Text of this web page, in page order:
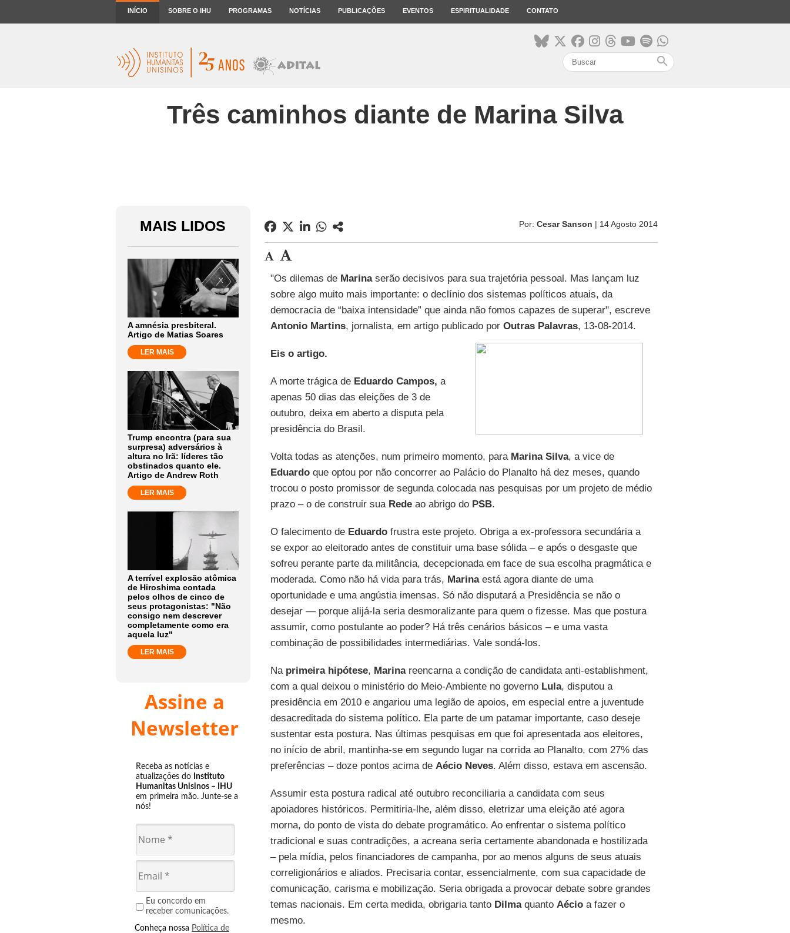
INÍCIO SOBRE O IHU PROGRAMAS NOTÍCIAS PUBLICAÇÕES EVENTOS ESPIRITUALIDADE CONTATO
search
Três caminhos diante de Marina Silva
MAIS LIDOS
A amnésia presbiteral.
Artigo de Matias Soares
LER MAIS
Trump encontra (para sua
surpresa) adversários à
altura no Irã: líderes tão
obstinados quanto ele.
Artigo de Andrew Roth
LER MAIS
A terrível explosão atômica
de Hiroshima contada
pelos olhos de cinco de
seus protagonistas: "Não
consigo nem descrever
completamente como era
aquela luz"
LER MAIS
Assine a
Newsletter
Receba as notícias e
atualizações do Instituto
Humanitas Unisinos – IHU
em primeira mão. Junte-se a
nós!
Eu concordo em
receber comunicações.
Conheça nossa Política de
Por: Cesar Sanson | 14 Agosto 2014
"Os dilemas de Marinaserão decisivos para sua trajetória pessoal. Mas lançam luz
sobre algo muito mais importante: o declínio dos sistemas políticos atuais, da
democracia de “baixa intensidade” que ainda não fomos capazes de superar", escreve
Antonio Martins, jornalista, em artigo publicado por Outras Palavras, 13-08-2014.
Eis o artigo.
A morte trágica de Eduardo Campos, a
apenas 50 dias das eleições de 3 de
outubro, deixa em aberto a disputa pela
presidência do Brasil.
Volta todas as atenções, num primeiro momento, paraMarina Silva, a vice de
Eduardoque optou por não concorrer ao Palácio do Planalto há dez meses, quando
trocou o posto promissor de segunda colocada nas pesquisas por um projeto de médio
prazo – o de construir sua Redeao abrigo do PSB.
O falecimento de Eduardofrustra este projeto. Obriga a ex-professora secundária a
se expor ao eleitorado antes de constituir uma base sólida – e após o desgaste que
sofreu perante parte da militância, decepcionada em face de sua escolha pragmática e
moderada. Como não há vida para trás, Marinaestá agora diante de uma
oportunidade e uma angústia imensas. Só não disputará a Presidência se não o
desejar — porque alijá-la seria desmoralizante para quem o fizesse. Mas que postura
assumir, como postulante ao poder? Há três cenários básicos – e uma vasta
combinação de possibilidades intermediárias. Vale sondá-los.
Naprimeira hipótese, Marinareencarna a condição de candidata anti-establishment,
com a qual deixou o ministério do Meio-Ambiente no governo Lula, disputou a
presidência em 2010 e angariou uma legião de apoios, em especial entre a juventude
desacreditada do sistema político. Ela parte de um patamar importante, caso deseje
sustentar esta postura. Nas últimas pesquisas em que foi apresentada aos eleitores,
no início de abril, mantinha-se em segundo lugar na corrida ao Planalto, com 27% das
preferências – doze pontos acima de Aécio Neves. Além disso, estava em ascensão.
Assumir esta postura radical até outubro reconciliaria a candidata com seus
apoiadores históricos. Permitiria-lhe, além disso, eletrizar uma eleição até agora
morna, do ponto de vista do debate programático. Ao enfrentar o sistema político
tradicional e suas contradições, a acreana seria certamente abandonada e hostilizada
– pela mídia, pelos financiadores de campanha, por ao menos alguns de seus atuais
correligionários e aliados. Precisaria contar, essencialmente, com sua capacidade de
comunicação, carisma e mobilização. Seria obrigada a provocar debate sobre grandes
temas nacionais. Em certa medida, obrigaria tanto Dilmaquanto Aécioa fazer o
mesmo.